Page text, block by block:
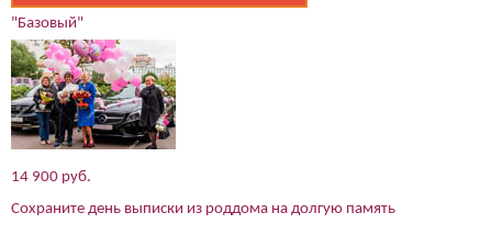
"Базовый"
14 900 руб.
Сохраните день выписки из роддома на долгую память